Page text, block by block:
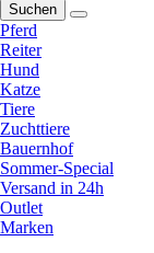
Suchen
Pferd
Reiter
Hund
Katze
Tiere
Zuchttiere
Bauernhof
Sommer-Special
Versand in 24h
Outlet
Marken